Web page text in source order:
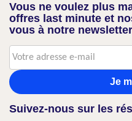
Vous ne voulez plus
offres last minute et
vous à notre
Je
Suivez-nous sur les